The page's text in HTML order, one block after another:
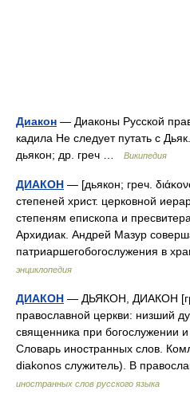
Диакон — Диаконы Русской
кадила Не следует путать с
дьякон; др. греч …
Википедия
ДИАКОН — [дьякон; греч.
степеней христ. церковной
степеням епископа и
Архидиак. Андрей Мазур
патриаршегобогослужения в
энциклопедия
ДИАКОН — ДЬЯКОН, ДИАКОН
православной церкви: низший
священника при богослужении
Словарь иностранных слов.
diakonos служитель). В
иностранных слов русского языка